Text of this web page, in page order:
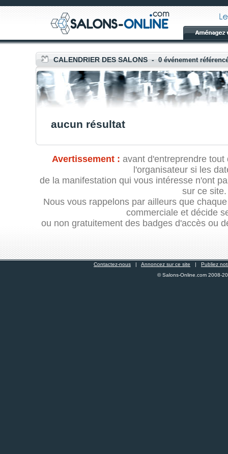
CALENDRIER DES SALONS - 0 événement
aucun résultat
Avertissement : avant d'entreprendre
l'organisateur si les
de la manifestation qui vous intéresse n'ont
sur ce site.
Nous vous rappelons par ailleurs que
commerciale et décide
ou non gratuitement des badges d'accès ou
Contactez-nous | Annoncez sur ce site | Publiez
© Salons-Online.com 2008-